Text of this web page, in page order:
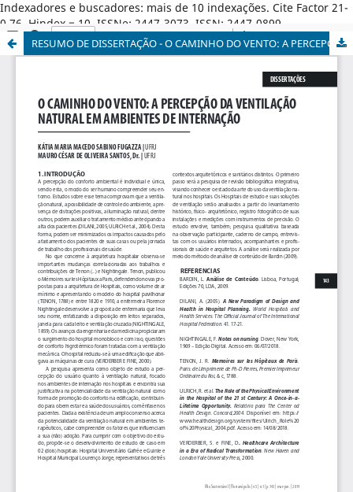
Indexadores e buscadores: mais de 10 indexações. Cite Factor 21-
0,76. Hindex = 10. ISSNe: 2447-3073. ISSN: 2447-0899.
RESUMO DE DISSERTAÇÃO - O CAMINHO DO VENTO: A PERCEPÇÃO DA VENTILAÇÃO NATURAL EM AMBIENTES DE INTERNAÇÃO